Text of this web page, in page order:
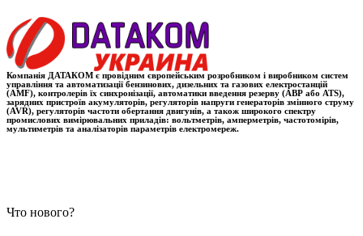
Компанія ДАТАКОМ є провідним європейським розробником і виробником систем
управління та автоматизації бензинових, дизельних та газових електростанцій
(AMF), контролерів їх синхронізації, автоматики введення резерву (АВР або ATS),
зарядних пристроїв акумуляторів, регуляторів напруги генераторів змінного струму
(AVR), регуляторів частоти обертання двигунів, а також широкого спектру
промислових вимірювальних приладів: вольтметрів, амперметрів, частотомірів,
мультиметрів та аналізаторів параметрів електромереж.
Что нового?